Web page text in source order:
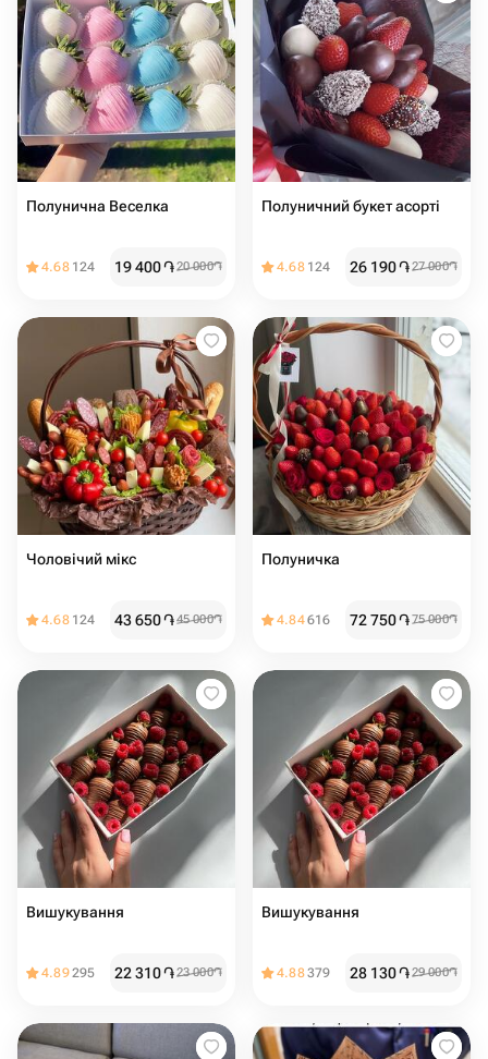
Полунична Веселка
4.68 124 19 400֏20 000֏
Полуничний букет асорті
4.68 124 26 190֏27 000֏
Чоловічий мікс
4.68 124 43 650֏45 000֏
Полуничка
4.84616 72 750֏75 000֏
Вишукування
4.89295 22 310֏23 000֏
Вишукування
4.88379 28 130֏29 000֏